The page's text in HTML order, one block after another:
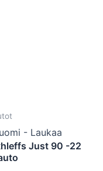
- Laukaa
Just 90 -22